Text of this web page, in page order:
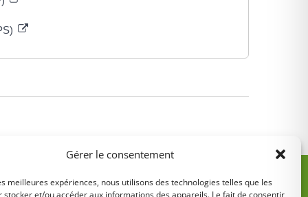
Gérer le consentement
meilleures expériences, nous utilisons des technologies telles que les
stocker et/ou accéder aux informations des appareils. Le fait de consentir